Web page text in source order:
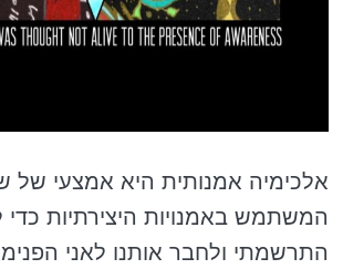
אלכימיה אמנותית היא אמצעי של
המשתמש באמנויות היצירתיות
התרשמתי ולחבר אותנו לאני